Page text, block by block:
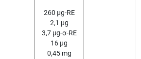
260 µg-RE
2,1 µg
3,7 µg-α-RE
16 µg
0,45 mg